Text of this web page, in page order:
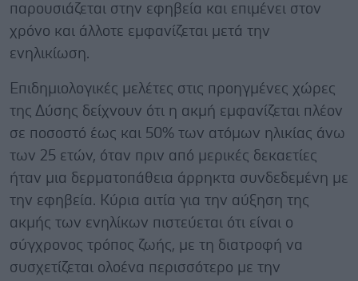
παρουσιάζεται στην εφηβεία και επιμένει στον
χρόνο και άλλοτε εμφανίζεται μετά την
ενηλικίωση.
Επιδημιολογικές μελέτες στις προηγμένες χώρες
της Δύσης δείχνουν ότι η ακμή εμφανίζεται πλέον
σε ποσοστό έως και 50% των ατόμων ηλικίας άνω
των 25 ετών, όταν πριν από μερικές δεκαετίες
ήταν μια δερματοπάθεια άρρηκτα συνδεδεμένη με
την εφηβεία. Κύρια αιτία για την αύξηση της
ακμής των ενηλίκων πιστεύεται ότι είναι ο
σύγχρονος τρόπος ζωής, με τη διατροφή να
συσχετίζεται ολοένα περισσότερο με την